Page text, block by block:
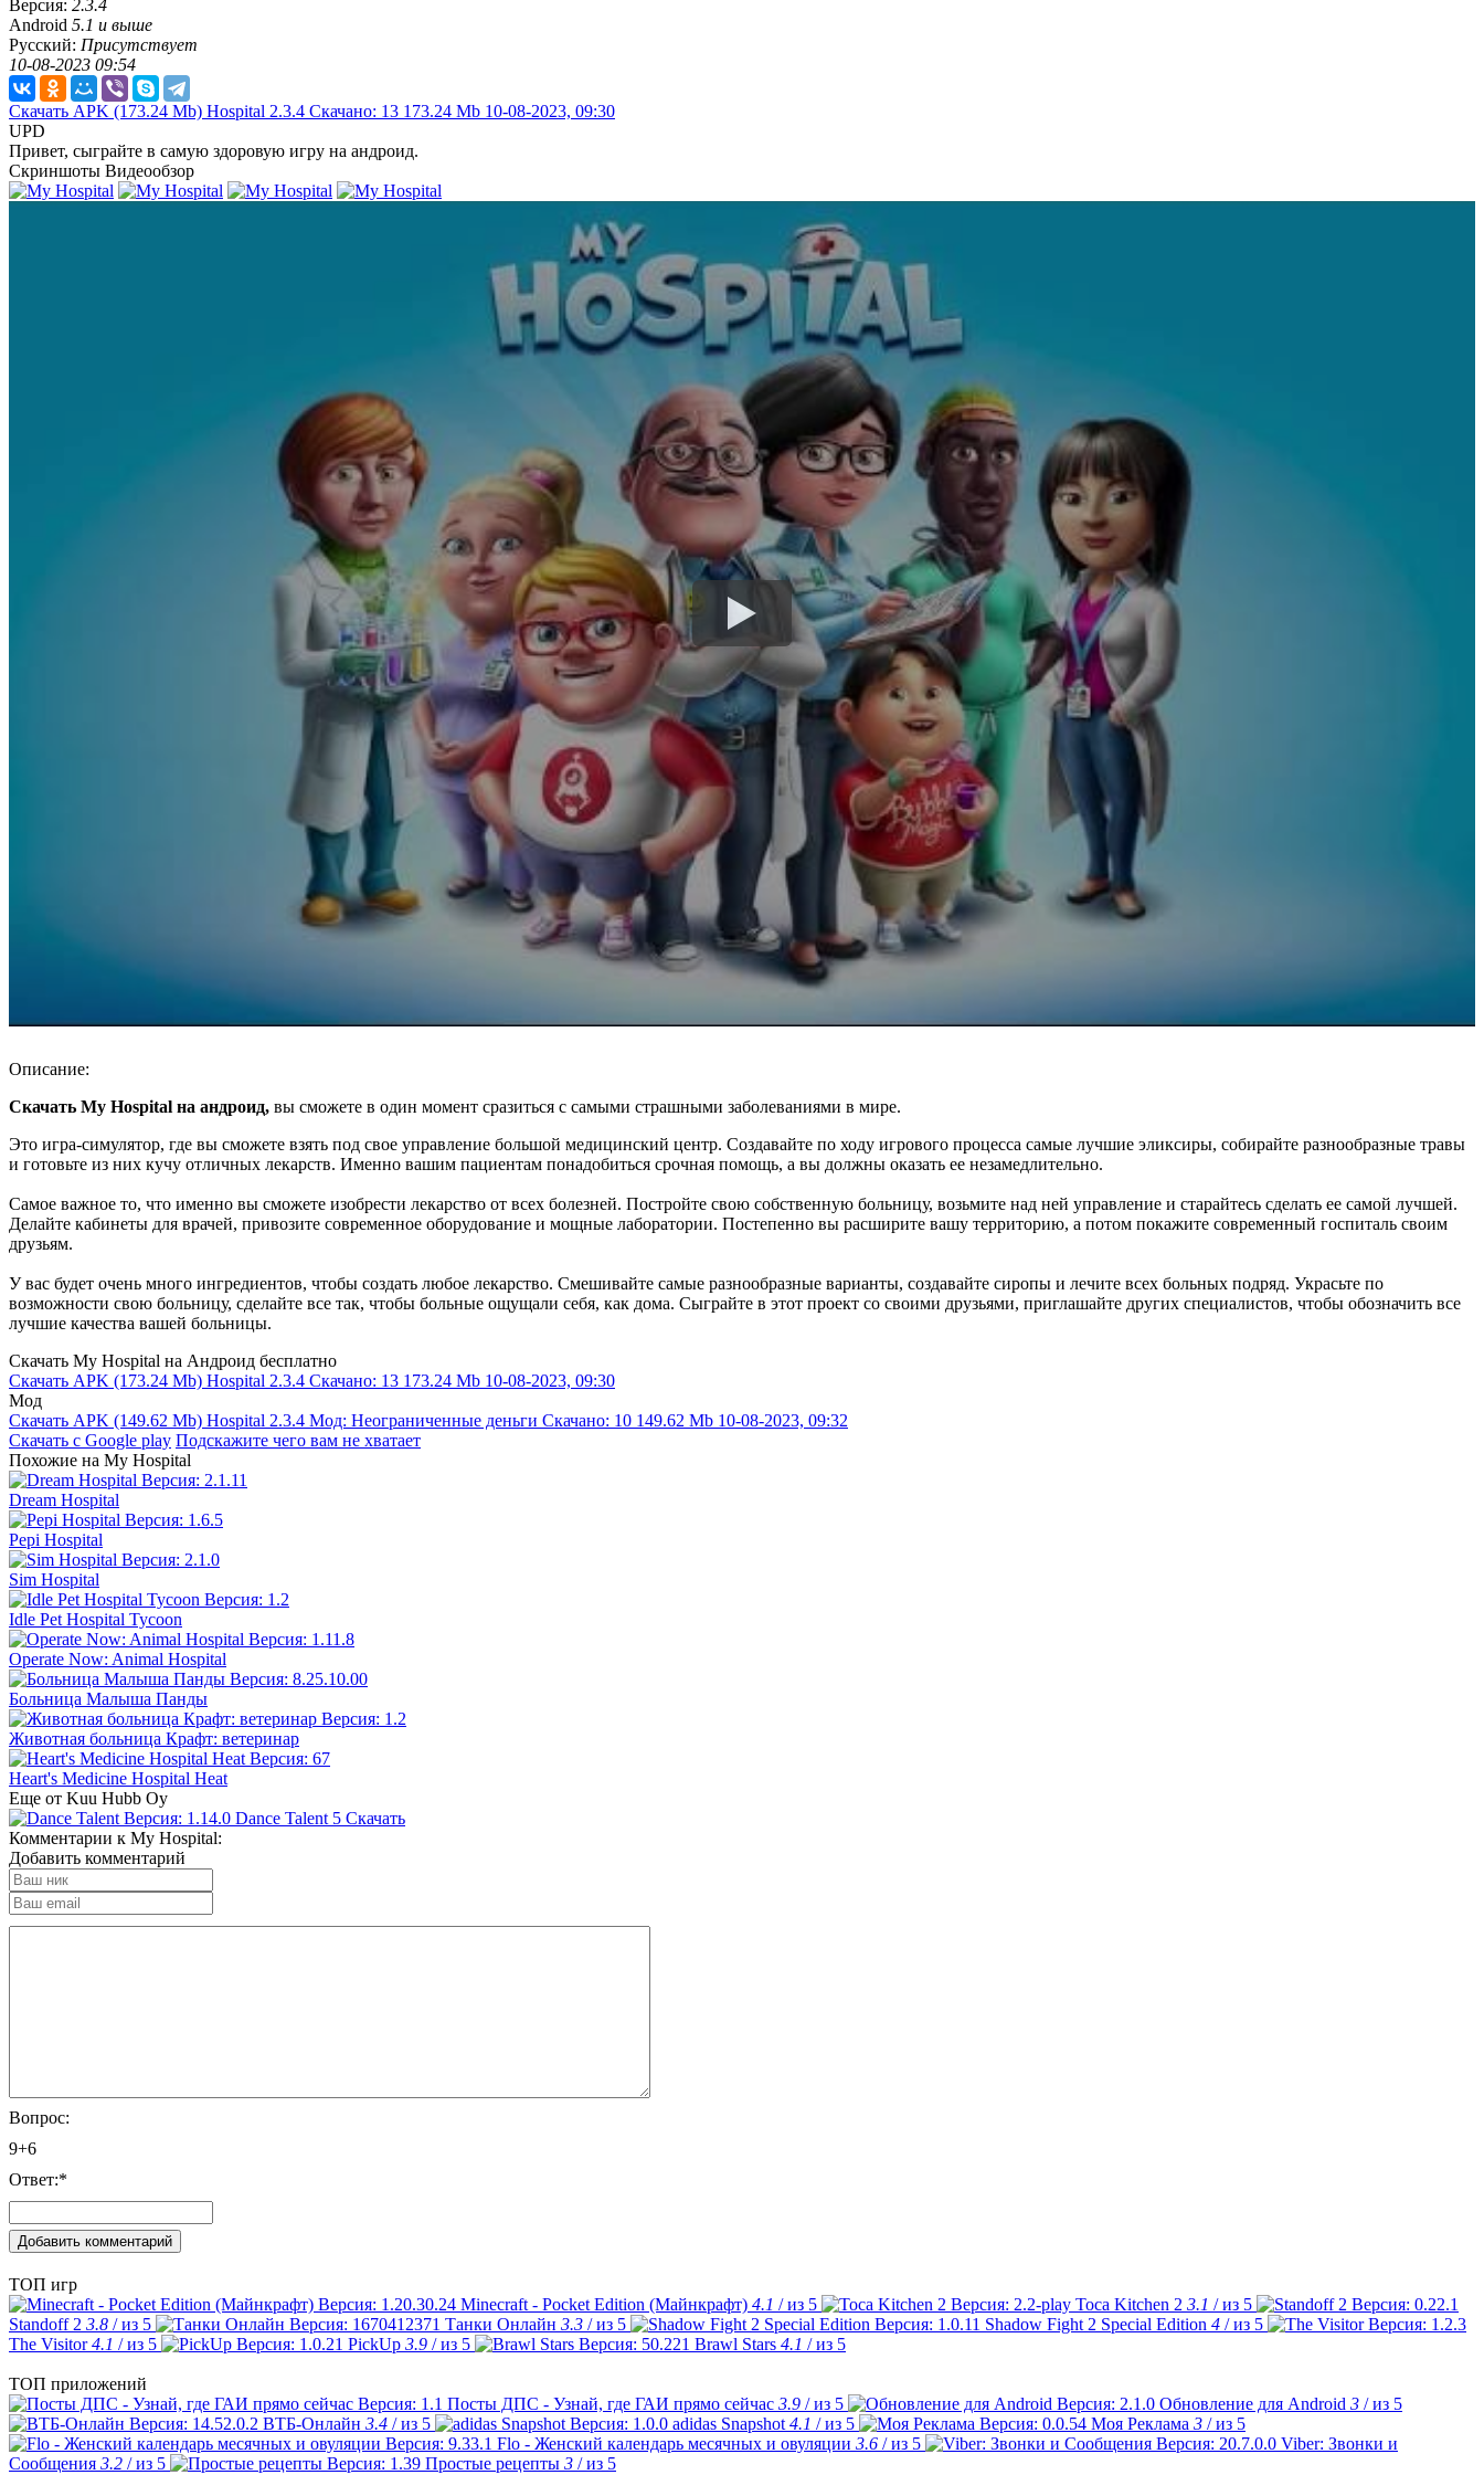
Версия: 2.3.4
Android 5.1 и выше
Русский: Присутствует
10-08-2023 09:54
Скачать APK (173.24 Mb) Hospital 2.3.4 Скачано: 13 173.24 Mb 10-08-2023, 09:30
UPD
Привет, сыграйте в самую здоровую игру на андроид.
Скриншоты Видеообзор
Описание:
Скачать My Hospital на андроид, вы сможете в один момент сразиться с самыми страшными заболеваниями в мире.
Это игра-симулятор, где вы сможете взять под свое управление большой медицинский центр. Создавайте по ходу игрового процесса самые лучшие эликсиры, собирайте разнообразные травы
и готовьте из них кучу отличных лекарств. Именно вашим пациентам понадобиться срочная помощь, а вы должны оказать ее незамедлительно.
Самое важное то, что именно вы сможете изобрести лекарство от всех болезней. Постройте свою собственную больницу, возьмите над ней управление и старайтесь сделать ее самой лучшей.
Делайте кабинеты для врачей, привозите современное оборудование и мощные лаборатории. Постепенно вы расширите вашу территорию, а потом покажите современный госпиталь своим
друзьям.
У вас будет очень много ингредиентов, чтобы создать любое лекарство. Смешивайте самые разнообразные варианты, создавайте сиропы и лечите всех больных подряд. Украсьте по
возможности свою больницу, сделайте все так, чтобы больные ощущали себя, как дома. Сыграйте в этот проект со своими друзьями, приглашайте других специалистов, чтобы обозначить все
лучшие качества вашей больницы.
Скачать My Hospital на Андроид бесплатно
Скачать APK (173.24 Mb) Hospital 2.3.4 Скачано: 13 173.24 Mb 10-08-2023, 09:30
Мод
Скачать APK (149.62 Mb) Hospital 2.3.4 Мод: Неограниченные деньги Скачано: 10 149.62 Mb 10-08-2023, 09:32
Скачать с Google play Подскажите чего вам не хватает
Похожие на My Hospital
Dream Hospital
Pepi Hospital
Sim Hospital
Idle Pet Hospital Tycoon
Operate Now: Animal Hospital
Больница Малыша Панды
Животная больница Крафт: ветеринар
Heart's Medicine Hospital Heat
Еще от Kuu Hubb Oy
Dance Talent 5 Скачать
Комментарии к My Hospital:
Добавить комментарий
Вопрос:
9+6
Ответ:*
ТОП игр
Minecraft - Pocket Edition (Майнкрафт) 4.1 / из 5 Toca Kitchen 2 3.1 / из 5
Standoff 2 3.8 / из 5 Танки Онлайн 3.3 / из 5 Shadow Fight 2 Special Edition 4 / из 5
The Visitor4.1 / из 5 PickUp 3.9 / из 5 Brawl Stars 4.1 / из 5
ТОП приложений
Посты ДПС - Узнай, где ГАИ прямо сейчас 3.9 / из 5 Обновление для Android 3 / из 5
ВТБ-Онлайн 3.4 / из 5 adidas Snapshot 4.1 / из 5 Моя Реклама 3 / из 5
Flo - Женский календарь месячных и овуляции 3.6 / из 5
Viber: Звонки и
Сообщения 3.2 / из 5 Простые рецепты 3 / из 5